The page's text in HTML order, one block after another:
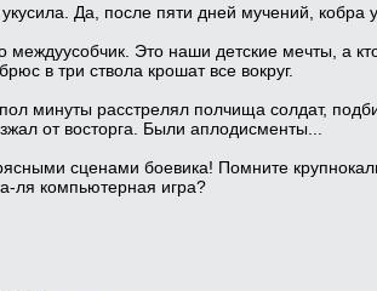
Да, после пяти дней мучений, кобра
междуусобчик. Это наши детские мечты, а
в три ствола крошат все вокруг.
минуты расстрелял полчища солдат,
от восторга. Были аплодисменты...
сценами боевика! Помните
ля компьютерная игра?